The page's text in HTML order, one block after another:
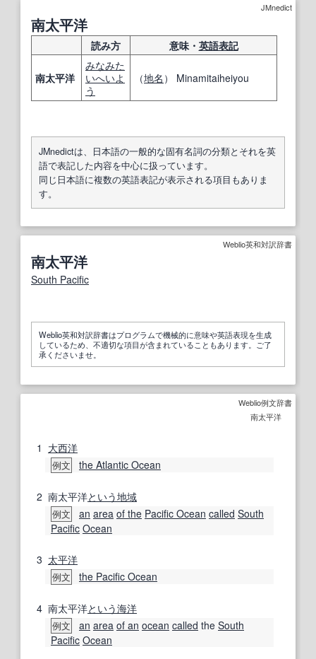
JMnedict
南太平洋
読み方 意味・ 英語表記
南太平洋
みなみた
いへいよ
う
（地名 ） Minamitaiheiyou
JMnedictは、日本語の一般的な固有名詞の分類とそれを英
語で表記した内容を中心に扱っています。
同じ日本語に複数の英語表記が表示される項目もありま
す。
Weblio英和対訳辞書
南太平洋
South Pacific
Weblio英和対訳辞書はプログラムで機械的に意味や英語表現を生成
しているため、不適切な項目が含まれていることもあります。ご了
承くださいませ。
Weblio例文辞書
南太平洋
1 大西洋
例文 the Atlantic Ocean
2 南太平洋という地域
例文 an area of the Pacific Ocean called South
Pacific Ocean
3 太平洋
例文 the Pacific Ocean
4 南太平洋という海洋
例文 an area of an ocean called the South
Pacific Ocean